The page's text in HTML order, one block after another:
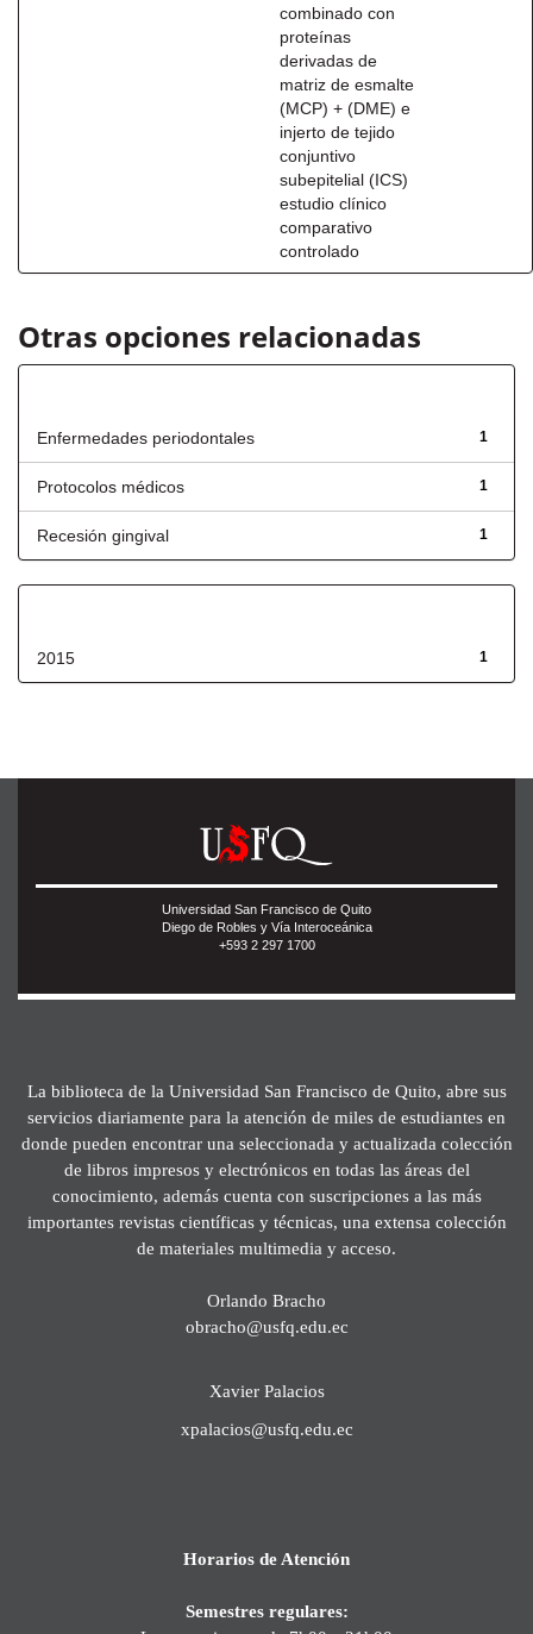
combinado con
proteínas
derivadas de
matriz de esmalte
(MCP) + (DME) e
injerto de tejido
conjuntivo
subepitelial (ICS)
estudio clínico
comparativo
controlado
Otras opciones relacionadas
1
Enfermedades periodontales
1
Protocolos médicos
1
Recesión gingival
1
2015
Universidad San Francisco de Quito
Diego de Robles y Vía Interoceánica
+593 2 297 1700
La biblioteca de la Universidad San Francisco de Quito, abre sus
servicios diariamente para la atención de miles de estudiantes en
donde pueden encontrar una seleccionada y actualizada colección
de libros impresos y electrónicos en todas las áreas del
conocimiento, además cuenta con suscripciones a las más
importantes revistas científicas y técnicas, una extensa colección
de materiales multimedia y acceso.
Orlando Bracho
obracho@usfq.edu.ec
Xavier Palacios
xpalacios@usfq.edu.ec
Horarios de Atención
Semestres regulares: